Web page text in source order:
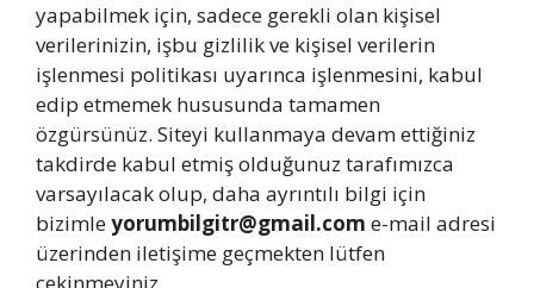
yapabilmek için, sadece gerekli olan kişisel
verilerinizin, işbu gizlilik ve kişisel verilerin
işlenmesi politikası uyarınca işlenmesini, kabul
edip etmemek hususunda tamamen
özgürsünüz. Siteyi kullanmaya devam ettiğiniz
takdirde kabul etmiş olduğunuz tarafımızca
varsayılacak olup, daha ayrıntılı bilgi için
bizimleyorumbilgitr@gmail.com e-mail adresi
üzerinden iletişime geçmekten lütfen